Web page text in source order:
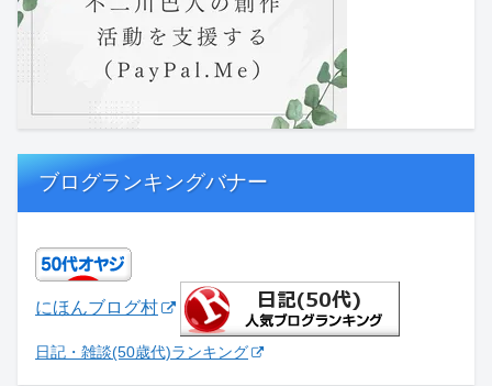
ブログランキングバナー
にほんブログ村
日記・雑談(50歳代)ランキング